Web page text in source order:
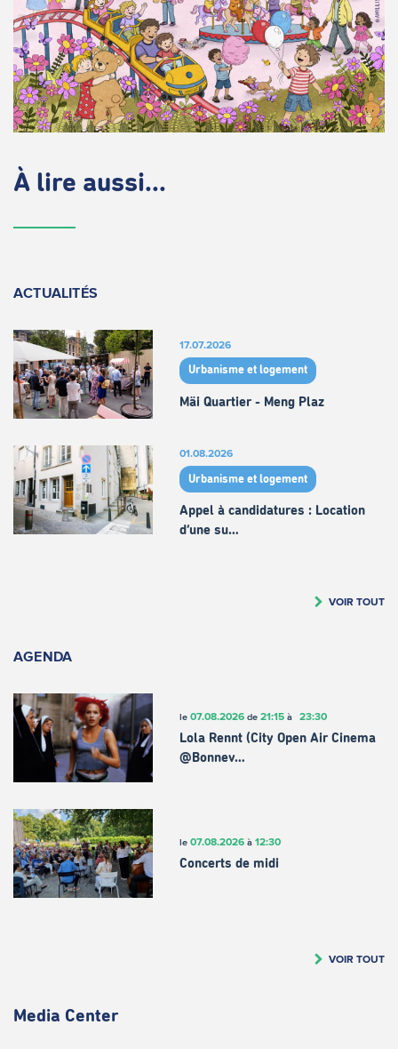
À lire aussi...
ACTUALITÉS
17.07.2026
Urbanisme et logement
Mäi Quartier - Meng Plaz
01.08.2026
Urbanisme et logement
Appel à candidatures : Location
d’une su…
VOIR TOUT
AGENDA
le 07.08.2026de 21:15à 23:30
Lola Rennt (City Open Air Cinema
@Bonnev…
le 07.08.2026à 12:30
Concerts de midi
VOIR TOUT
Media Center